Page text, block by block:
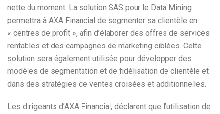
nette du moment. La solution SAS pour le Data Mining
permettra à AXA Financial de segmenter sa clientèle en
« centres de profit », afin d’élaborer des offres de services
rentables et des campagnes de marketing ciblées. Cette
solution sera également utilisée pour développer des
modèles de segmentation et de fidélisation de clientèle et
dans des stratégies de ventes croisées et additionnelles.
Les dirigeants d’AXA Financial, déclarent que l’utilisation de